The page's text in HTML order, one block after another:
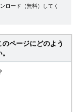
ロード（無料）してく
ページにどのよう